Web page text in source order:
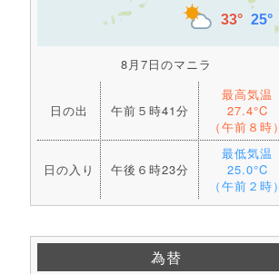
8月7日のマニラ
日の出 午前５時41分
最高気温
27.4°C
（午前８時）
日の入り 午後６時23分
最低気温
25.0°C
（午前２時）
為替